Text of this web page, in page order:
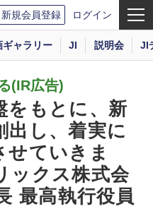
新規会員登録 ログイン
ギャラリー JI 説明会 JI
(IR広告)
をもとに、新
出し、着実に
せていきま
ックス株式会
最高執行役員